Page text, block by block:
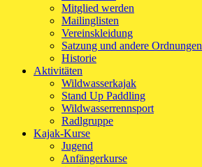
Mitglied werden
Mailinglisten
Vereinskleidung
Satzung und andere Ordnungen
Historie
Aktivitäten
Wildwasserkajak
Stand Up Paddling
Wildwasserrennsport
Radlgruppe
Kajak-Kurse
Jugend
Anfängerkurse